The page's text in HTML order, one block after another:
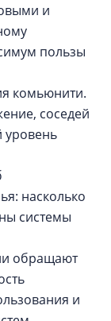
и
пользы
комьюнити.
соседей
уровень
насколько
системы
обращают
и